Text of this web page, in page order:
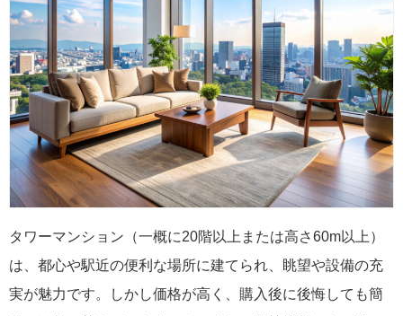
タワーマンション（一概に20階以上または高さ60m以上）
は、都心や駅近の便利な場所に建てられ、眺望や設備の充
実が魅力です。しかし価格が高く、購入後に後悔しても簡